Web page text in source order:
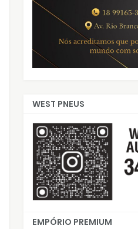
WEST PNEUS
EMPÓRIO PREMIUM